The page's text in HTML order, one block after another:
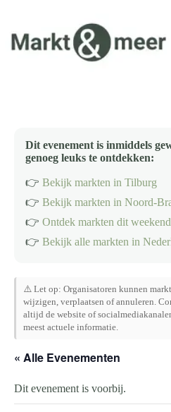
inhoud
Dit evenement is inmiddels
genoeg leuks te ontdekken:
👉 Bekijk markten in Tilburg
👉 Bekijk markten in Noord-
👉 Ontdek markten dit weekend
👉 Bekijk alle markten in
⚠️ Let op: Organisatoren kunnen
wijzigen, verplaatsen of annuleren.
altijd de website of
meest actuele informatie.
« Alle Evenementen
Dit evenement is voorbij.